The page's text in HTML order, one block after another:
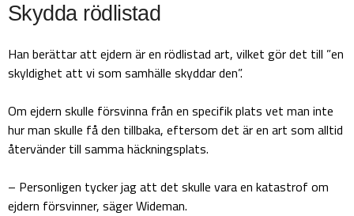
Skydda rödlistad
Han berättar att ejdern är en rödlistad art, vilket gör det till ”en
skyldighet att vi som samhälle skyddar den”.
Om ejdern skulle försvinna från en specifik plats vet man inte
hur man skulle få den tillbaka, eftersom det är en art som alltid
återvänder till samma häckningsplats.
– Personligen tycker jag att det skulle vara en katastrof om
ejdern försvinner, säger Wideman.